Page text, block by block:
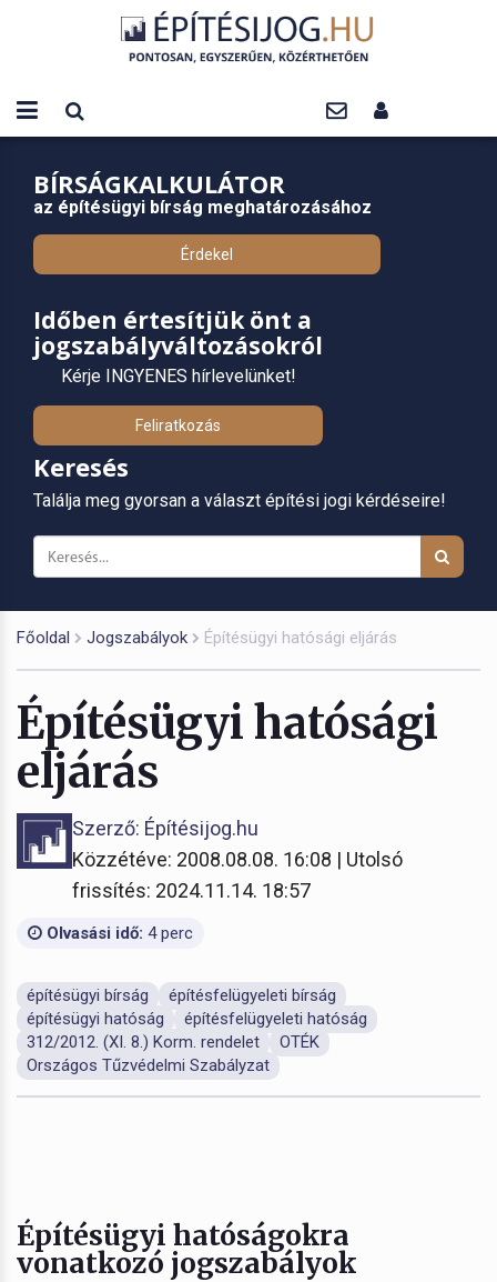
BÍRSÁGKALKULÁTOR
az építésügyi bírság meghatározásához
Érdekel
Időben értesítjük önt a
jogszabályváltozásokról
Kérje INGYENES hírlevelünket!
Feliratkozás
Keresés
Találja meg gyorsan a választ építési jogi kérdéseire!
Főoldal Jogszabályok Építésügyi hatósági eljárás
Építésügyi hatósági
eljárás
Szerző: Építésijog.hu
Közzétéve: 2008.08.08. 16:08 | Utolsó
frissítés: 2024.11.14. 18:57
Olvasási idő: 4 perc
építésügyi bírság
építésfelügyeleti bírság
építésügyi hatóság
építésfelügyeleti hatóság
312/2012. (XI. 8.) Korm. rendelet
OTÉK
Országos Tűzvédelmi Szabályzat
Építésügyi hatóságokra
vonatkozó jogszabályok